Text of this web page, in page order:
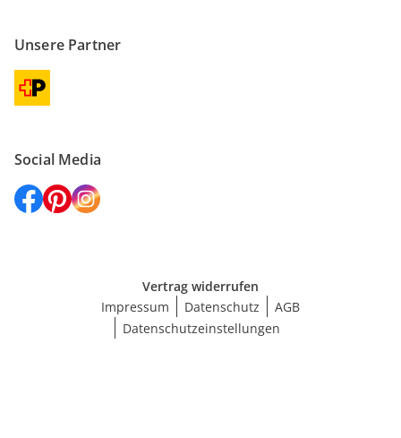
Unsere Partner
Social Media
Vertrag widerrufen
Impressum
Datenschutz
AGB
Datenschutzeinstellungen